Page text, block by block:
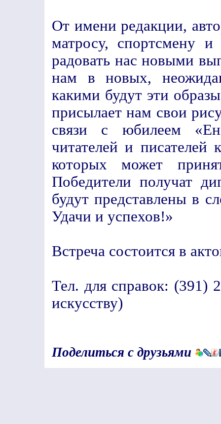
От имени редакции,
матросу, спортсмену
радовать нас новыми
нам в новых,
какими будут эти
присылает нам свои
связи с юбилеем
читателей и писателей
которых может
Победители получат
будут представлены в
Удачи и успехов!»
Встреча состоится в
Тел. для справок: (391)
искусству)
Поделиться с друзьями